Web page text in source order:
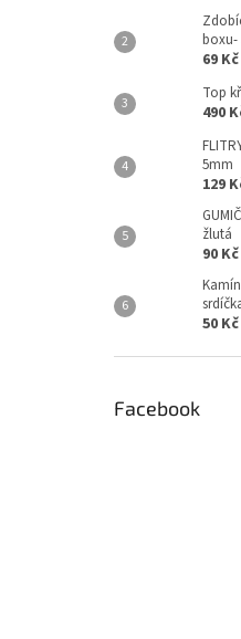
boxu-
69 Kč
Top
490
5mm
129
žlutá
90 Kč
50 Kč
Facebook